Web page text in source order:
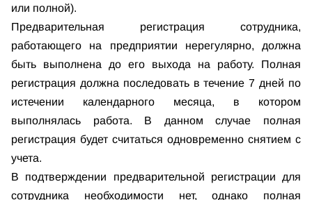
или полной).
Предварительная регистрация сотрудника,
работающего на предприятии нерегулярно, должна
быть выполнена до его выхода на работу. Полная
регистрация должна последовать в течение 7 дней по
истечении календарного месяца, в котором
выполнялась работа. В данном случае полная
регистрация будет считаться одновременно снятием с
учета.
В подтверждении предварительной регистрации для
сотрудника необходимости нет, однако полная